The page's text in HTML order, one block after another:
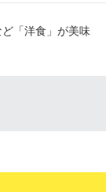
「洋食」が美味